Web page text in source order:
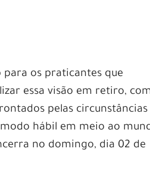
os praticantes que
essa visão em retiro,
pelas circunstâncias
hábil em meio ao
no domingo, dia 02 de